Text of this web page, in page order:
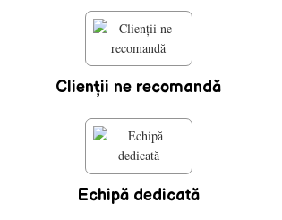
Clienţii ne recomandă
Echipă dedicată